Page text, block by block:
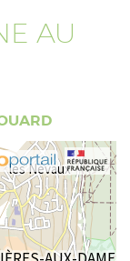
AU